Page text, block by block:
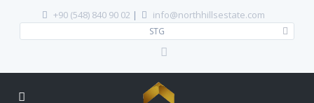
+90 (548) 840 90 02 | info@northhillsestate.com
STG